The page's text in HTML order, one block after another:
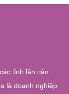
tỉnh lân cận.
là doanh nghiệp